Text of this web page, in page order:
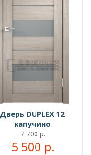
Дверь DUPLEX 12
капучино
7 700 р.
5 500 р.